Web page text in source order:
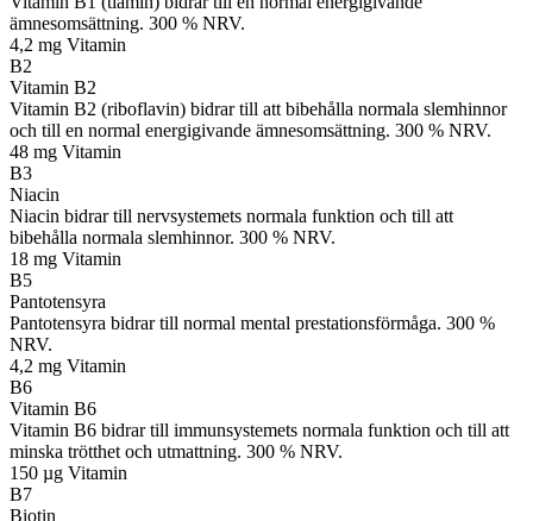
ämnesomsättning. 300 % NRV.
4,2 mg Vitamin
B2
Vitamin B2
Vitamin B2 (riboflavin) bidrar till att bibehålla normala slemhinnor
och till en normal energigivande ämnesomsättning. 300 % NRV.
48 mg Vitamin
B3
Niacin
Niacin bidrar till nervsystemets normala funktion och till att
bibehålla normala slemhinnor. 300 % NRV.
18 mg Vitamin
B5
Pantotensyra
Pantotensyra bidrar till normal mental prestationsförmåga. 300 %
NRV.
4,2 mg Vitamin
B6
Vitamin B6
Vitamin B6 bidrar till immunsystemets normala funktion och till att
minska trötthet och utmattning. 300 % NRV.
150 µg Vitamin
B7
Biotin